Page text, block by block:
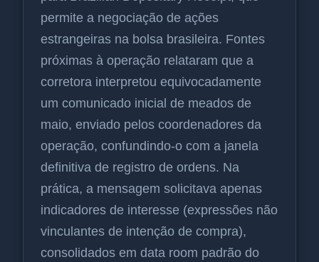
permite a negociação de ações
estrangeiras na bolsa brasileira. Fontes
próximas à operação relataram que a
corretora interpretou equivocadamente
um comunicado inicial de meados de
maio, enviado pelos coordenadores da
operação, confundindo-o com a janela
definitiva de registro de ordens. Na
prática, a mensagem solicitava apenas
indicadores de interesse (expressões não
vinculantes de intenção de compra),
consolidados em data room padrão do